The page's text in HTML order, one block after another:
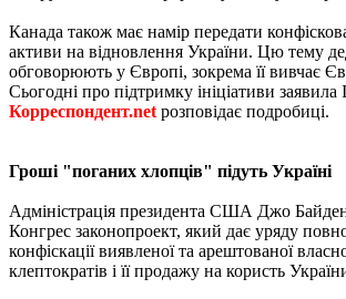
Канада також має намір передати
активи на відновлення України. Цю тему
обговорюють у Європі, зокрема її вивчає
Сьогодні про підтримку ініціативи заявила
Корреспондент.net розповідає подробиці.
Гроші "поганих хлопців" підуть Україні
Адміністрація президента США Джо
Конгрес законопроект, який дає уряду
конфіскації виявленої та арештованої
клептократів і її продажу на користь